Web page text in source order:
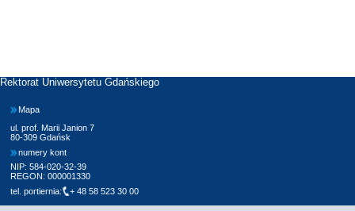
Rektorat Uniwersytetu Gdańskiego
Mapa
ul. prof. Marii Janion 7
80-309 Gdańsk
numery kont
NIP: 584-020-32-39
REGON: 000001330
tel. portiernia:
+ 48 58 523 30 00